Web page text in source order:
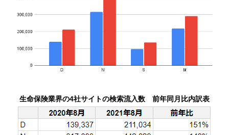
生命保険業界の4社サイトの検索流入数 前年同月比内訳表